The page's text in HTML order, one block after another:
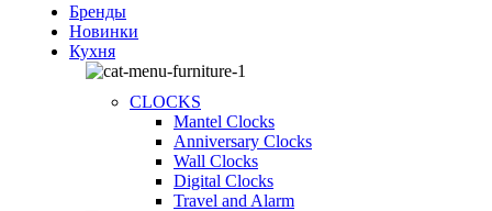
Бренды
Новинки
Кухня
CLOCKS
Mantel Clocks
Anniversary Clocks
Wall Clocks
Digital Clocks
Travel and Alarm